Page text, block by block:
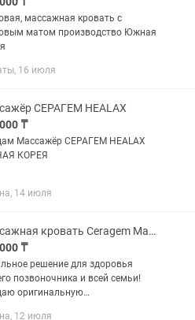
массажная кровать с
матом производство Южная
16 июля
СЕРАГЕМ HEALAX
₸
Массажёр СЕРАГЕМ HEALAX
КОРЕЯ
14 июля
Массажная кровать Ceragem Master CGM-M3500
₸
решение для здоровья
позвоночника и всей семьи!
оригинальную
12 июля